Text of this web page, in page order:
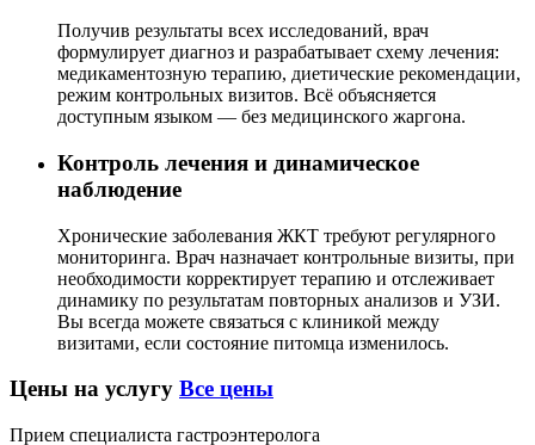
Получив результаты всех исследований, врач
формулирует диагноз и разрабатывает схему лечения:
медикаментозную терапию, диетические рекомендации,
режим контрольных визитов. Всё объясняется
доступным языком — без медицинского жаргона.
Контроль лечения и динамическое
наблюдение
Хронические заболевания ЖКТ требуют регулярного
мониторинга. Врач назначает контрольные визиты, при
необходимости корректирует терапию и отслеживает
динамику по результатам повторных анализов и УЗИ.
Вы всегда можете связаться с клиникой между
визитами, если состояние питомца изменилось.
Цены на услугу Все цены
Прием специалиста гастроэнтеролога